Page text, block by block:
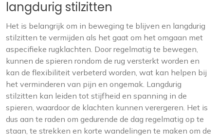
langdurig stilzitten
Het is belangrijk om in beweging te blijven en langdurig
stilzitten te vermijden als het gaat om het omgaan met
aspecifieke rugklachten. Door regelmatig te bewegen,
kunnen de spieren rondom de rug versterkt worden en
kan de flexibiliteit verbeterd worden, wat kan helpen bij
het verminderen van pijn en ongemak. Langdurig
stilzitten kan leiden tot stijfheid en spanning in de
spieren, waardoor de klachten kunnen verergeren. Het is
dus aan te raden om gedurende de dag regelmatig op te
staan, te strekken en korte wandelingen te maken om de